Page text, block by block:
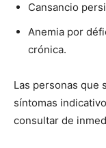
Cansancio
Anemia por
crónica.
Las personas que
síntomas
consultar de